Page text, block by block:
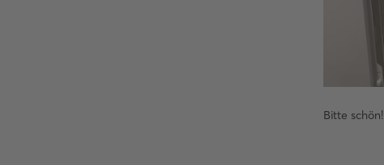
Bitte schön!